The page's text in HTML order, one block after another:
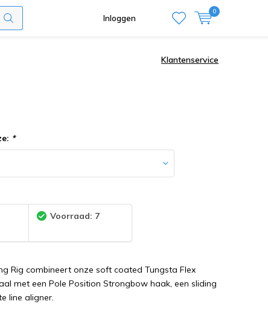
Inloggen
0
Klantenservice
*
Voorraad: 7
Rig combineert onze soft coated Tungsta Flex
met een Pole Position Strongbow haak, een sliding
line aligner.